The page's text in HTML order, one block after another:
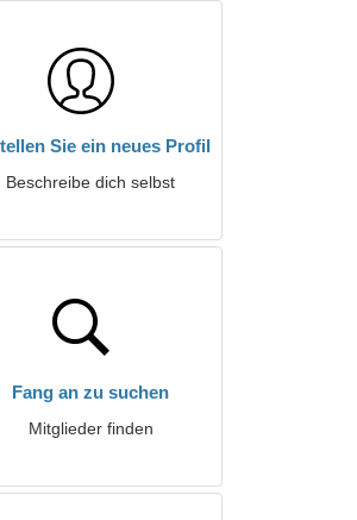
Sie ein neues Profil
Beschreibe dich selbst
Fang an zu suchen
Mitglieder finden